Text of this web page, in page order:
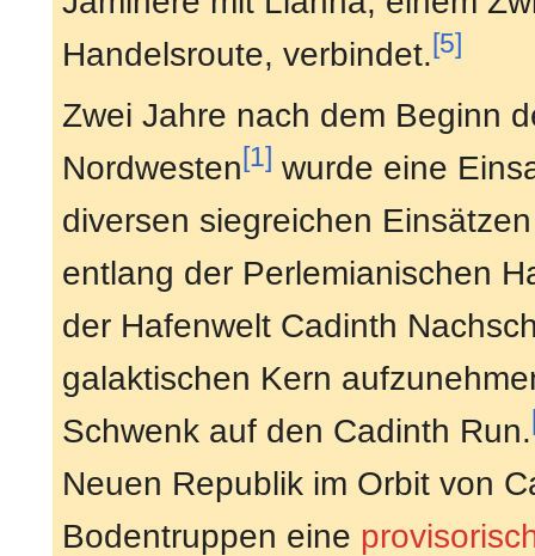
Handelsroute, verbindet.[5]
Zwei Jahre nach dem Beginn
Nordwesten[1] wurde eine
diversen siegreichen
entlang der Perlemianischen
der Hafenwelt Cadinth
galaktischen Kern
Schwenk auf den Cadinth Run.
Neuen Republik im Orbit von
Bodentruppen eine